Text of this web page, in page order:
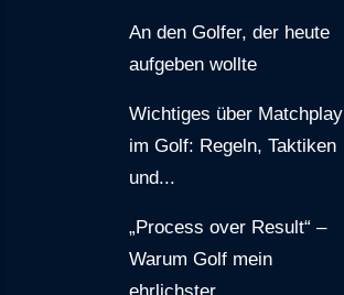
An den Golfer, der heute
aufgeben wollte
Wichtiges über Matchplay
im Golf: Regeln, Taktiken
und...
„Process over Result“ –
Warum Golf mein
ehrlichster...